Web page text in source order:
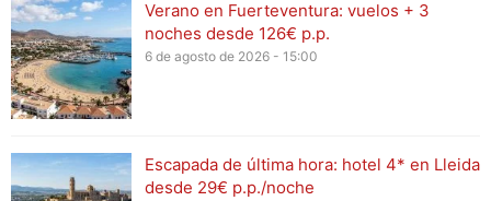
Verano en Fuerteventura: vuelos + 3
noches desde 126€ p.p.
6 de agosto de 2026 - 15:00
Escapada de última hora: hotel 4* en Lleida
desde 29€ p.p./noche